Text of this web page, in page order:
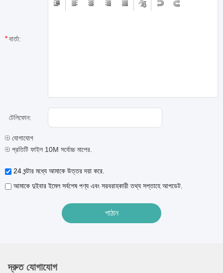
বার্তা:
টেলিফোন:
যোগাযোগ
প্রতিটি ফাইল 10M সর্বোচ্চ মাপের.
24 ঘন্টার মধ্যে আমাকে উত্তর দয়া করে.
আমাকে দুইবার ইমেল সর্বশেষ পণ্য এবং সরবরাহকারী তথ্য সপ্তাহে আপডেট.
দ্রুত যোগাযোগ